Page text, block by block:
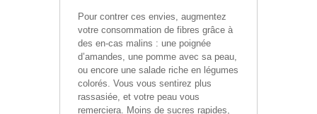
Pour contrer ces envies, augmentez
votre consommation de fibres grâce à
des en-cas malins : une poignée
d’amandes, une pomme avec sa peau,
ou encore une salade riche en légumes
colorés. Vous vous sentirez plus
rassasiée, et votre peau vous
remerciera. Moins de sucres rapides,